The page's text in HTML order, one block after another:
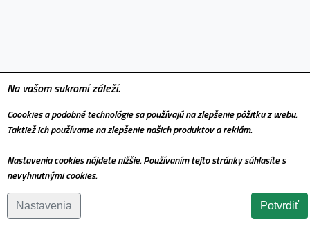
Na vašom sukromí záleží.
Coookies a podobné technológie sa používajú na zlepšenie pôžitku z webu.
Taktiež ich používame na zlepšenie našich produktov a reklám.
Nastavenia cookies nájdete nižšie. Používaním tejto stránky súhlasíte s
nevyhnutnými cookies.
Nastavenia Potvrdiť